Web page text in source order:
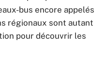
bus encore appelés
régionaux sont autant
pour découvrir les